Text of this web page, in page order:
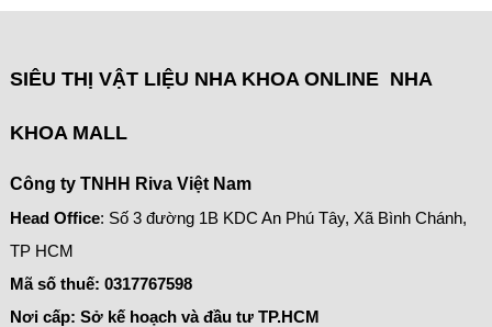
SIÊU THỊ VẬT LIỆU NHA KHOA ONLINE NHA
KHOA MALL
Công ty TNHH Riva Việt Nam
Head Office: Số 3 đường 1B KDC An Phú Tây, Xã Bình Chánh,
TP HCM
Mã số thuế: 0317767598
Nơi cấp: Sở kế hoạch và đầu tư TP.HCM